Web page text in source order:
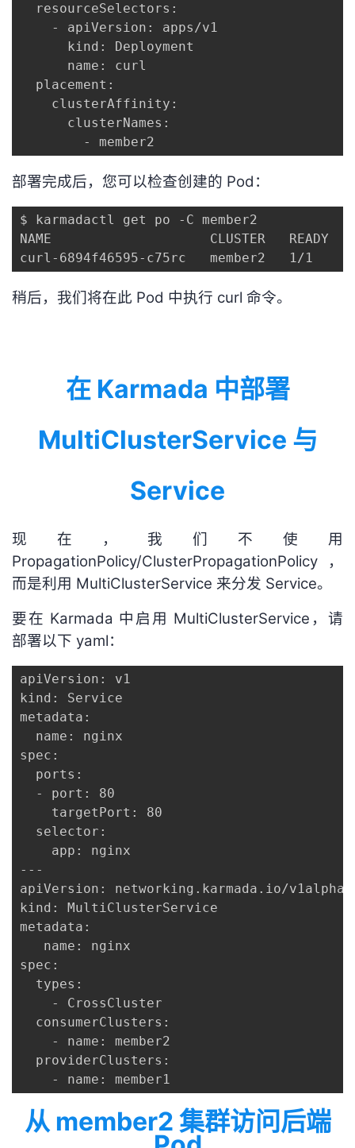
  resourceSelectors:
    - apiVersion: apps/v1
      kind: Deployment
      name: curl
  placement:
    clusterAffinity:
      clusterNames:
        - member2
部署完成后，您可以检查创建的 Pod：
$ karmadactl get po -C member2
NAME                    CLUSTER   READY
curl-6894f46595-c75rc   member2   1/1
稍后，我们将在此 Pod 中执行 curl 命令。
在 Karmada 中部署
MultiClusterService 与
Service
现在，我们不使用
PropagationPolicy/ClusterPropagationPolicy，
而是利用 MultiClusterService 来分发 Service。
要在 Karmada 中启用 MultiClusterService，请
部署以下 yaml：
apiVersion: v1
kind: Service
metadata:
  name: nginx
spec:
  ports:
  - port: 80
    targetPort: 80
  selector:
    app: nginx
---
apiVersion: networking.karmada.io/v1alpha1
kind: MultiClusterService
metadata:
   name: nginx
spec:
  types:
    - CrossCluster
  consumerClusters:
    - name: member2
  providerClusters:
    - name: member1
从 member2 集群访问后端